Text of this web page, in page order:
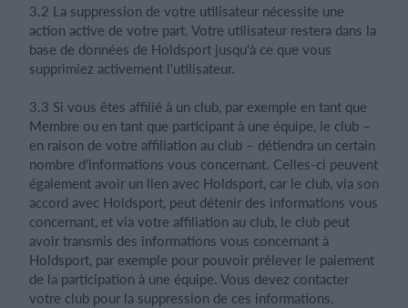
3.2 La suppression de votre utilisateur nécessite une
action active de votre part. Votre utilisateur restera dans la
base de données de Holdsport jusqu'à ce que vous
supprimiez activement l'utilisateur.
3.3 Si vous êtes affilié à un club, par exemple en tant que
Membre ou en tant que participant à une équipe, le club –
en raison de votre affiliation au club – détiendra un certain
nombre d'informations vous concernant. Celles-ci peuvent
également avoir un lien avec Holdsport, car le club, via son
accord avec Holdsport, peut détenir des informations vous
concernant, et via votre affiliation au club, le club peut
avoir transmis des informations vous concernant à
Holdsport, par exemple pour pouvoir prélever le paiement
de la participation à une équipe. Vous devez contacter
votre club pour la suppression de ces informations.